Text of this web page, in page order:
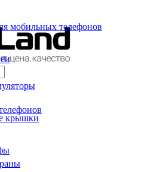
мобильных телефонов
крышки